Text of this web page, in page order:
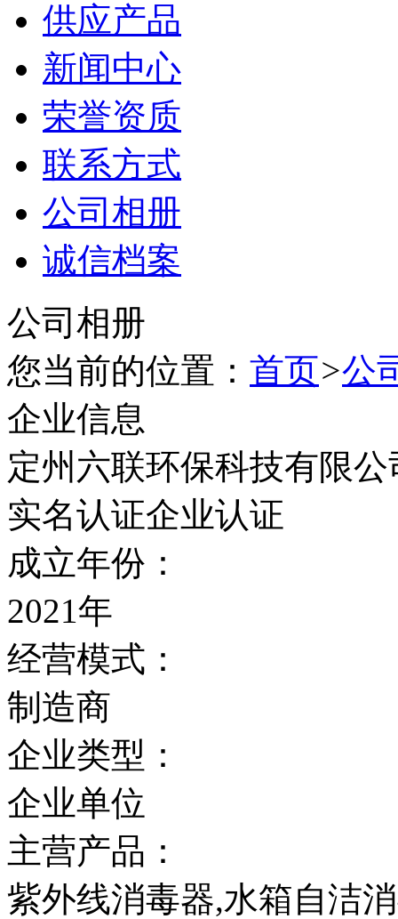
供应产品
新闻中心
荣誉资质
联系方式
公司相册
诚信档案
公司相册
您当前的位置： 首页>公
企业信息
定州六联环保科技有限公
实名认证企业认证
成立年份：
2021年
经营模式：
制造商
企业类型：
企业单位
主营产品：
紫外线消毒器,水箱自洁